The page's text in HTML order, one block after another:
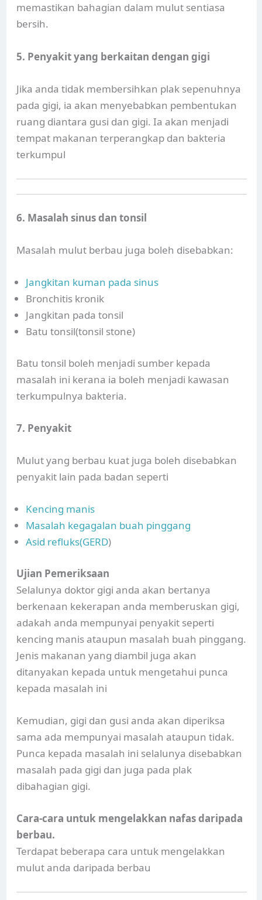
memastikan bahagian dalam mulut sentiasa
bersih.
5. Penyakit yang berkaitan dengan gigi
Jika anda tidak membersihkan plak sepenuhnya
pada gigi, ia akan menyebabkan pembentukan
ruang diantara gusi dan gigi. Ia akan menjadi
tempat makanan terperangkap dan bakteria
terkumpul
6. Masalah sinus dan tonsil
Masalah mulut berbau juga boleh disebabkan:
Jangkitan kuman pada sinus
Bronchitis kronik
Jangkitan pada tonsil
Batu tonsil(tonsil stone)
Batu tonsil boleh menjadi sumber kepada
masalah ini kerana ia boleh menjadi kawasan
terkumpulnya bakteria.
7. Penyakit
Mulut yang berbau kuat juga boleh disebabkan
penyakit lain pada badan seperti
Kencing manis
Masalah kegagalan buah pinggang
Asid refluks(GERD)
Ujian Pemeriksaan
Selalunya doktor gigi anda akan bertanya
berkenaan kekerapan anda memberuskan gigi,
adakah anda mempunyai penyakit seperti
kencing manis ataupun masalah buah pinggang.
Jenis makanan yang diambil juga akan
ditanyakan kepada untuk mengetahui punca
kepada masalah ini
Kemudian, gigi dan gusi anda akan diperiksa
sama ada mempunyai masalah ataupun tidak.
Punca kepada masalah ini selalunya disebabkan
masalah pada gigi dan juga pada plak
dibahagian gigi.
Cara-cara untuk mengelakkan nafas daripada
berbau.
Terdapat beberapa cara untuk mengelakkan
mulut anda daripada berbau